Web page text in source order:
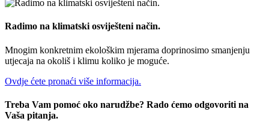
Radimo na klimatski osviješteni način.
Mnogim konkretnim ekološkim mjerama doprinosimo smanjenju
utjecaja na okoliš i klimu koliko je moguće.
Ovdje ćete pronaći više informacija.
Treba Vam pomoć oko narudžbe? Rado ćemo odgovoriti na
Vaša pitanja.